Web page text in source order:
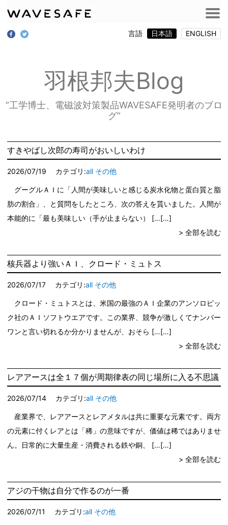
言語 日本語 ENGLISH
羽根邦夫Blog
”工学博士、電磁波対策製品WAVESAFE発明者のブロ
グ”
すきやばし次郎の寿司がおいしいわけ
2026/07/19 カテゴリ:all その他
グーグルＡＩに「人間が美味しいと感じる炭水化物と蛋白質と脂
肪の割合」、と質問をしたところ、次の答えを貰いました。人間が
本能的に「最も美味しい（手が止まらない） […
> 全部を読む
核兵器より強いＡＩ、クロード・ミュトス
2026/07/17 カテゴリ:all その他
クロード・ミュトスとは、米国の最強のＡＩ企業のアンソロピッ
ク社のＡＩソフトウエアです。この業界、競争が激しくてナンバー
ワンと言い切れるか分かりませんが、おそら […
> 全部を読む
レアアースは全１７個が周期律表の同じ場所に入る不思議
2026/07/14 カテゴリ:all その他
産業界で、レアアースとレアメタルは共に重要な元素です。両方
の元素に付くレアとは「稀」の意味ですが、価値は稀ではありませ
ん。日常的に大量生産・消費される鉄や銅、 […
> 全部を読む
アジの干物は自分で作るのが一番
2026/07/11 カテゴリ:all その他